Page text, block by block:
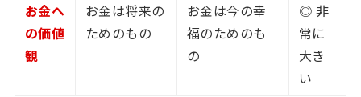
お金へ
の価値
観
お金は将来の
ためのもの
お金は今の幸
福のためのも
の
◎ 非
常に
大き
い